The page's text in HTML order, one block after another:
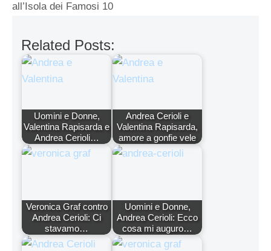
all’Isola dei Famosi 10
Related Posts:
Uomini e Donne,
Valentina Rapisarda e
Andrea Cerioli…
Andrea Cerioli e
Valentina Rapisarda,
amore a gonfie vele
Veronica Graf contro
Andrea Cerioli: Ci
stavamo…
Uomini e Donne,
Andrea Cerioli: Ecco
cosa mi auguro…